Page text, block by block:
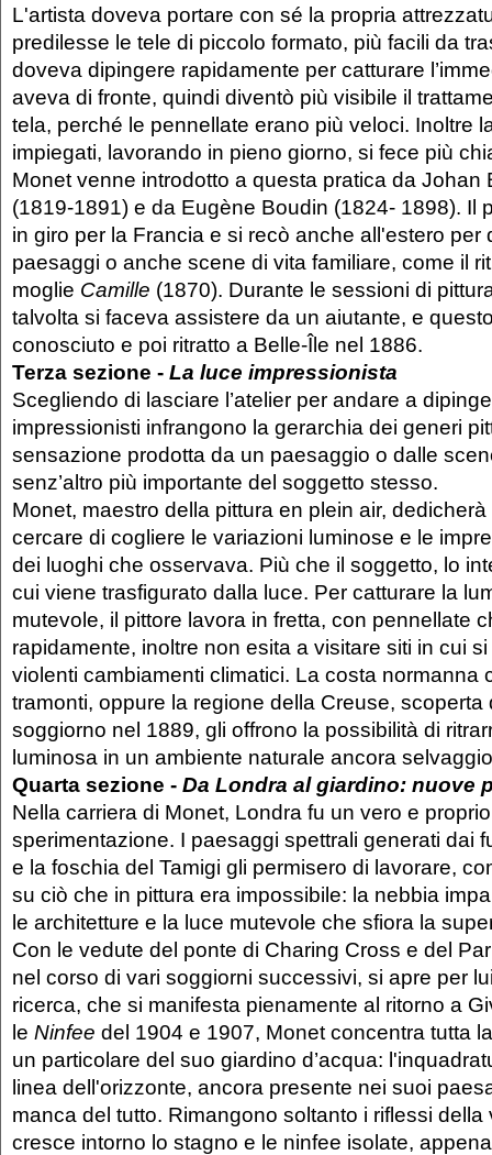
L'artista doveva portare con sé la propria
predilesse le tele di piccolo formato, più facili da
doveva dipingere rapidamente per catturare
aveva di fronte, quindi diventò più visibile il
tela, perché le pennellate erano più veloci. Inoltre
impiegati, lavorando in pieno giorno, si fece più
Monet venne introdotto a questa pratica da Johan
(1819-1891) e da Eugène Boudin (1824- 1898). Il
in giro per la Francia e si recò anche all'estero per
paesaggi o anche scene di vita familiare, come il
moglie Camille (1870). Durante le sessioni di
talvolta si faceva assistere da un aiutante, e
conosciuto e poi ritratto a Belle-Île nel 1886.
Terza sezione - La luce impressionista
Scegliendo di lasciare l’atelier per andare a
impressionisti infrangono la gerarchia dei generi
sensazione prodotta da un paesaggio o dalle
senz’altro più importante del soggetto stesso.
Monet, maestro della pittura en plein air, dedicherà
cercare di cogliere le variazioni luminose e le
dei luoghi che osservava. Più che il soggetto, lo
cui viene trasfigurato dalla luce. Per catturare la
mutevole, il pittore lavora in fretta, con pennellate
rapidamente, inoltre non esita a visitare siti in cui
violenti cambiamenti climatici. La costa normanna
tramonti, oppure la regione della Creuse, scoperta
soggiorno nel 1889, gli offrono la possibilità di
luminosa in un ambiente naturale ancora
Quarta sezione - Da Londra al giardino: nuove
Nella carriera di Monet, Londra fu un vero e
sperimentazione. I paesaggi spettrali generati dai
e la foschia del Tamigi gli permisero di lavorare,
su ciò che in pittura era impossibile: la nebbia
le architetture e la luce mutevole che sfiora la
Con le vedute del ponte di Charing Cross e del
nel corso di vari soggiorni successivi, si apre per
ricerca, che si manifesta pienamente al ritorno a
le Ninfee del 1904 e 1907, Monet concentra tutta
un particolare del suo giardino d’acqua:
linea dell'orizzonte, ancora presente nei suoi
manca del tutto. Rimangono soltanto i riflessi
cresce intorno lo stagno e le ninfee isolate,